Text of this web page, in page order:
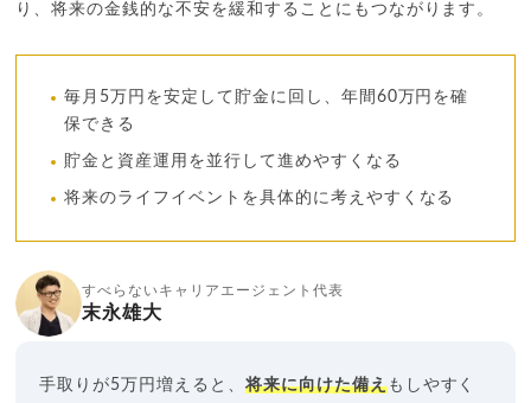
り、将来の金銭的な不安を緩和することにもつながります。
毎月5万円を安定して貯金に回し、年間60万円を確
保できる
貯金と資産運用を並行して進めやすくなる
将来のライフイベントを具体的に考えやすくなる
すべらないキャリアエージェント代表
末永雄大
手取りが5万円増えると、 将来に向けた備えもしやすく